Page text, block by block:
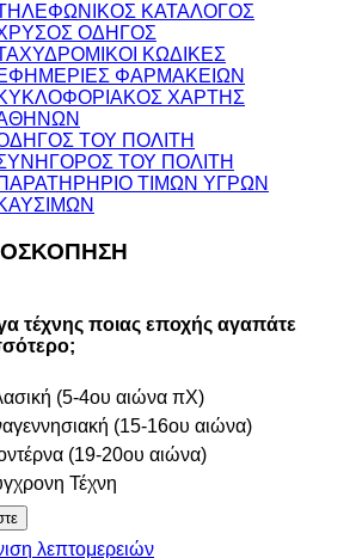
ΚΑΤΑΛΟΓΟΣ
ΟΔΗΓΟΣ
ΚΩΔΙΚΕΣ
ΦΑΡΜΑΚΕΙΩΝ
ΧΑΡΤΗΣ
ΤΟΥ ΠΟΛΙΤΗ
ΤΟΥ ΠΟΛΙΤΗ
ΤΙΜΩΝ ΥΓΡΩΝ
τέχνης ποιας εποχής αγαπάτε
(5-4ου αιώνα πΧ)
(15-16ου αιώνα)
(19-20ου αιώνα)
Τέχνη
λεπτομερειών